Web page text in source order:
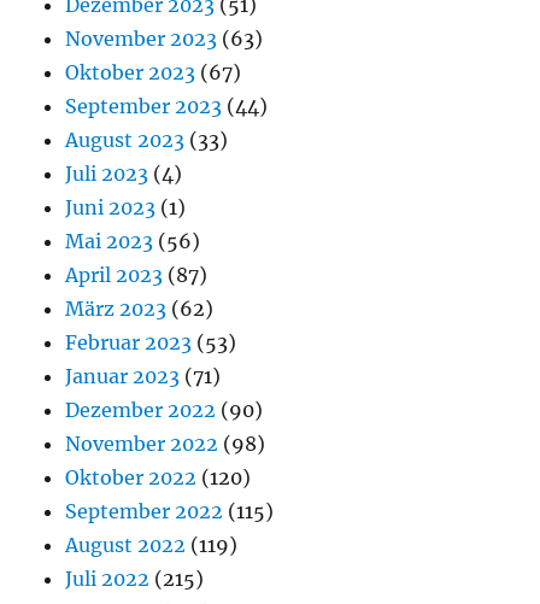
Dezember 2023 (51)
November 2023 (63)
Oktober 2023 (67)
September 2023 (44)
August 2023 (33)
Juli 2023 (4)
Juni 2023 (1)
Mai 2023 (56)
April 2023 (87)
März 2023 (62)
Februar 2023 (53)
Januar 2023 (71)
Dezember 2022 (90)
November 2022 (98)
Oktober 2022 (120)
September 2022 (115)
August 2022 (119)
Juli 2022 (215)